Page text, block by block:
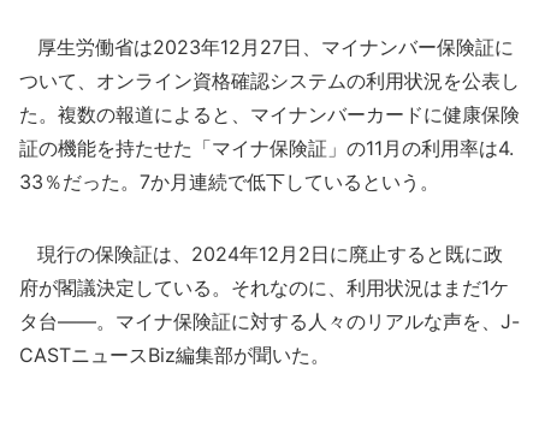
厚生労働省は2023年12月27日、マイナンバー保険証に
ついて、オンライン資格確認システムの利用状況を公表し
た。複数の報道によると、マイナンバーカードに健康保険
証の機能を持たせた「マイナ保険証」の11月の利用率は4.
33％だった。7か月連続で低下しているという。
現行の保険証は、2024年12月2日に廃止すると既に政
府が閣議決定している。それなのに、利用状況はまだ1ケ
タ台――。マイナ保険証に対する人々のリアルな声を、J-
CASTニュースBiz編集部が聞いた。